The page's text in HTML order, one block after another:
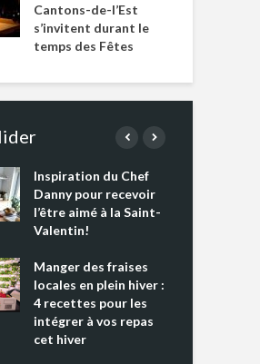
Cantons-de-l’Est
s’invitent durant le
temps des Fêtes
Inspiration du Chef
Danny pour recevoir
l’être aimé à la Saint-
Valentin!
Manger des fraises
locales en plein hiver :
4 recettes pour les
intégrer à vos repas
cet hiver